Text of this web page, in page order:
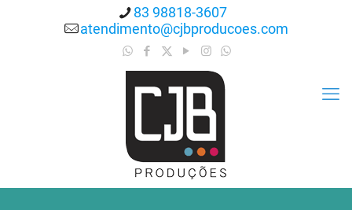
83 98818-3607
atendimento@cjbproducoes.com